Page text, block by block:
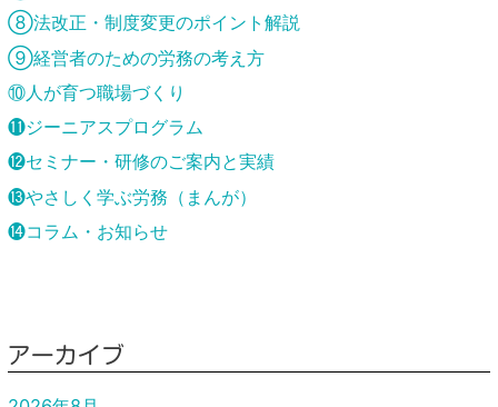
⑧法改正・制度変更のポイント解説
⑨経営者のための労務の考え方
⑩人が育つ職場づくり
⓫ジーニアスプログラム
⓬セミナー・研修のご案内と実績
⓭やさしく学ぶ労務（まんが）
⓮コラム・お知らせ
アーカイブ